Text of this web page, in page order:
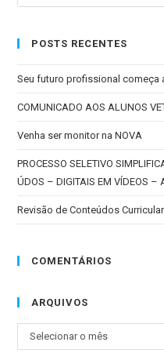
POSTS RECENTES
Seu futuro profissional começa
COMUNICADO AOS ALUNOS
Venha ser monitor na NOVA
PROCESSO SELETIVO
ÚDOS – DIGITAIS EM VÍDEOS –
Revisão de Conteúdos
COMENTÁRIOS
ARQUIVOS
Selecionar o mês